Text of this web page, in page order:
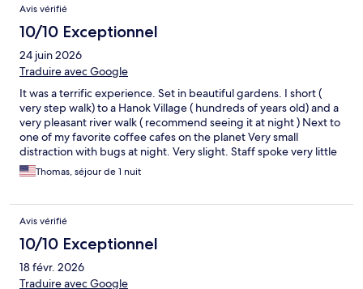
Avis vérifié
10/10 Exceptionnel
24 juin 2026
Traduire avec Google
It was a terrific experience. Set in beautiful gardens. I short (
very step walk) to a Hanok Village ( hundreds of years old) and a
very pleasant river walk ( recommend seeing it at night ) Next to
one of my favorite coffee cafes on the planet Very small
distraction with bugs at night. Very slight. Staff spoke very little
English but still made check in and check out painless.
Recommended.
Thomas, séjour de 1 nuit
Avis vérifié
10/10 Exceptionnel
18 févr. 2026
Traduire avec Google